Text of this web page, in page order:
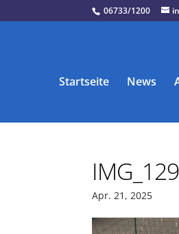
06733/1200
Startseite News
Apr. 21, 2025